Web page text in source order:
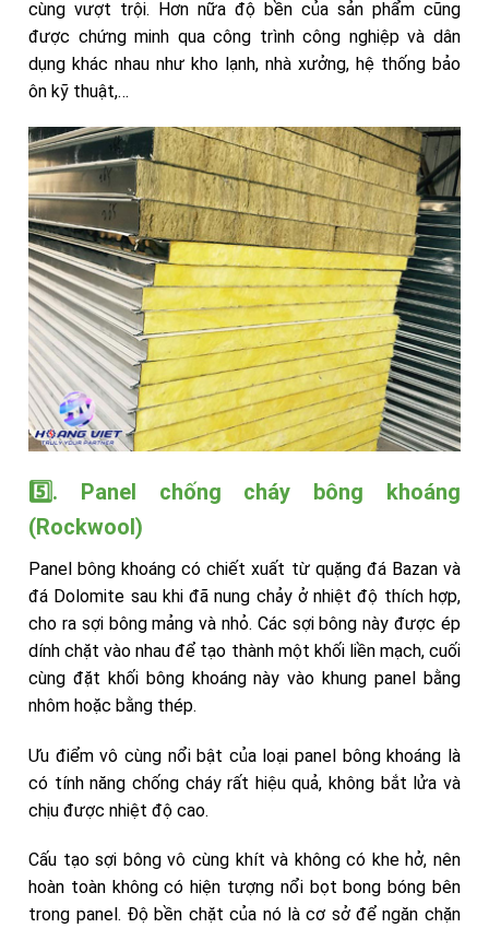
cùng vượt trội. Hơn nữa độ bền của sản phẩm cũng
được chứng minh qua công trình công nghiệp và dân
dụng khác nhau như kho lạnh, nhà xưởng, hệ thống bảo
ôn kỹ thuật,…
5️⃣. Panel chống cháy bông khoáng
(Rockwool)
Panel bông khoáng có chiết xuất từ quặng đá Bazan và
đá Dolomite sau khi đã nung chảy ở nhiệt độ thích hợp,
cho ra sợi bông mảng và nhỏ. Các sợi bông này được ép
dính chặt vào nhau để tạo thành một khối liền mạch, cuối
cùng đặt khối bông khoáng này vào khung panel bằng
nhôm hoặc bằng thép.
Ưu điểm vô cùng nổi bật của loại panel bông khoáng là
có tính năng chống cháy rất hiệu quả, không bắt lửa và
chịu được nhiệt độ cao.
Cấu tạo sợi bông vô cùng khít và không có khe hở, nên
hoàn toàn không có hiện tượng nổi bọt bong bóng bên
trong panel. Độ bền chặt của nó là cơ sở để ngăn chặn